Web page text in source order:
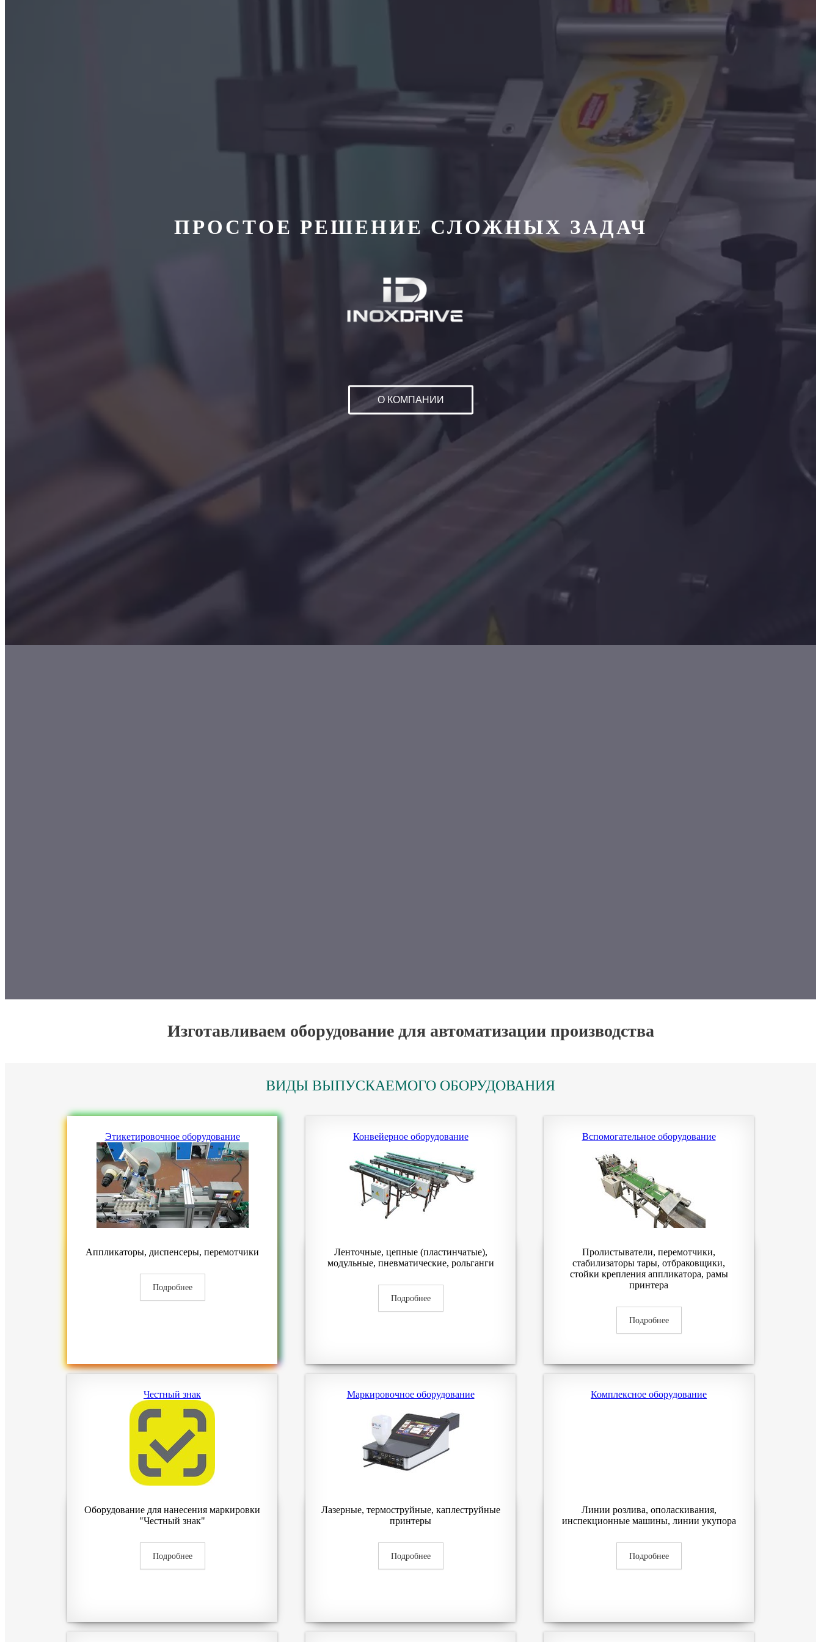
ПРОСТОЕ РЕШЕНИЕ СЛОЖНЫХ ЗАДАЧ
О КОМПАНИИ
Изготавливаем оборудование для автоматизации производства
ВИДЫ ВЫПУСКАЕМОГО ОБОРУДОВАНИЯ
Этикетировочное оборудование
Аппликаторы, диспенсеры, перемотчики
Подробнее
Конвейерное оборудование
Ленточные, цепные (пластинчатые),
модульные, пневматические, рольганги
Подробнее
Вспомогательное оборудование
Пролистыватели, перемотчики,
стабилизаторы тары, отбраковщики,
стойки крепления аппликатора, рамы
принтера
Подробнее
Честный знак
Оборудование для нанесения маркировки
"Честный знак"
Подробнее
Маркировочное оборудование
Лазерные, термоструйные, каплеструйные
принтеры
Подробнее
Комплексное оборудование
Линии розлива, ополаскивания,
инспекционные машины, линии укупора
Подробнее